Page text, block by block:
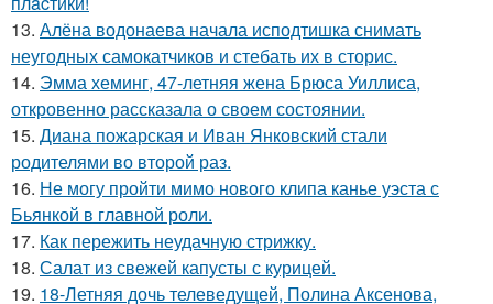
13. Алёна водонаева начала исподтишка снимать
неугодных самокатчиков и стебать их в сторис.
14. Эмма хеминг, 47-летняя жена Брюса Уиллиса,
откровенно рассказала о своем состоянии.
15. Диана пожарская и Иван Янковский стали
родителями во второй раз.
16. Не могу пройти мимо нового клипа канье уэста с
Бьянкой в главной роли.
17. Как пережить неудачную стрижку.
18. Салат из свежей капусты с курицей.
19. 18-Летняя дочь телеведущей, Полина Аксенова,